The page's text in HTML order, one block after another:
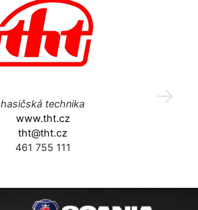
hasičská technika
www.tht.cz
tht@tht.cz
461 755 111